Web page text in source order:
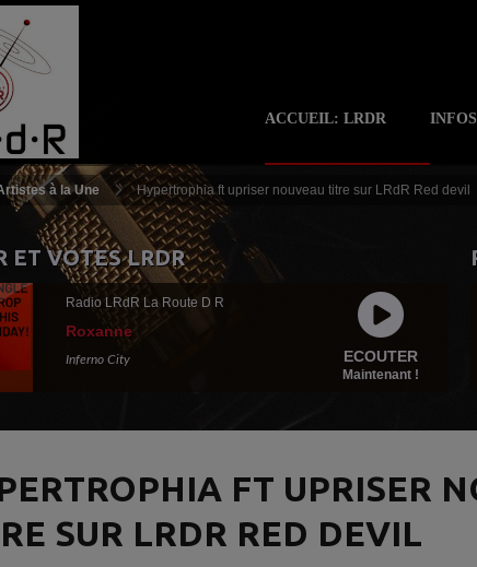
ACCUEIL: LRDR
à la Une Hypertrophia ft upriser nouveau titre sur LRdR Red devil
ET VOTES LRDR
ECOUTER
Maintenant !
Radio LRdR La Route D R
Roxanne
Inferno City
FT UPRISER
SUR LRDR RED DEVIL